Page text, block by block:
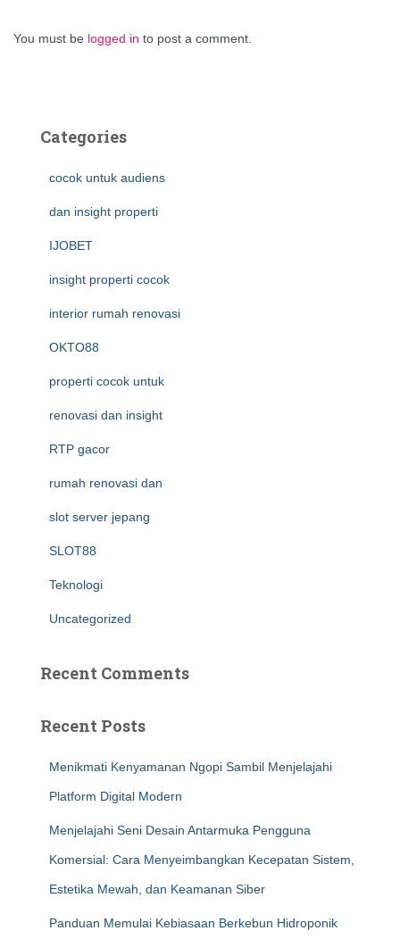
You must be logged in to post a comment.
Categories
cocok untuk audiens
dan insight properti
IJOBET
insight properti cocok
interior rumah renovasi
OKTO88
properti cocok untuk
renovasi dan insight
RTP gacor
rumah renovasi dan
slot server jepang
SLOT88
Teknologi
Uncategorized
Recent Comments
Recent Posts
Menikmati Kenyamanan Ngopi Sambil Menjelajahi
Platform Digital Modern
Menjelajahi Seni Desain Antarmuka Pengguna
Komersial: Cara Menyeimbangkan Kecepatan Sistem,
Estetika Mewah, dan Keamanan Siber
Panduan Memulai Kebiasaan Berkebun Hidroponik